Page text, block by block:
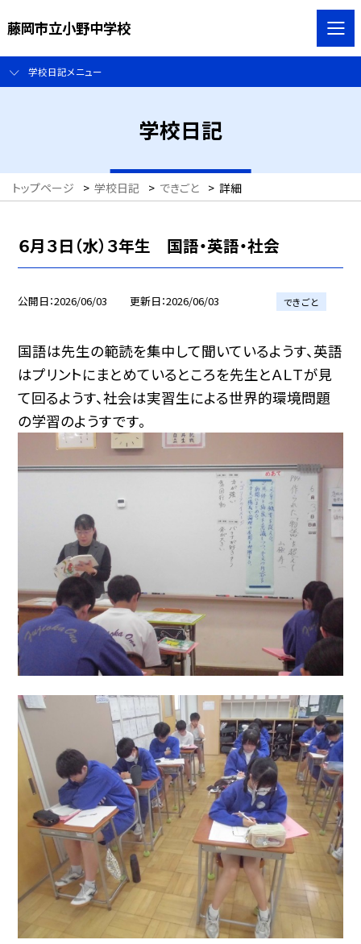
藤岡市立小野中学校
学校日記メニュー
学校日記
トップページ > 学校日記 > できごと > 詳細
６月３日（水）３年生 国語・英語・社会
公開日 2026/06/03 更新日 2026/06/03 できごと
国語は先生の範読を集中して聞いているようす、英語
はプリントにまとめているところを先生とＡＬＴが見
て回るようす、社会は実習生による世界的環境問題
の学習のようすです。